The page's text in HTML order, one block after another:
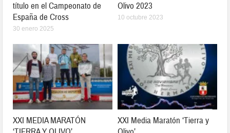
título en el Campeonato de
España de Cross
30 enero 2025
Olivo 2023
10 octubre 2023
XXI MEDIA MARATÓN
XXI Media Maratón ‘Tierra y